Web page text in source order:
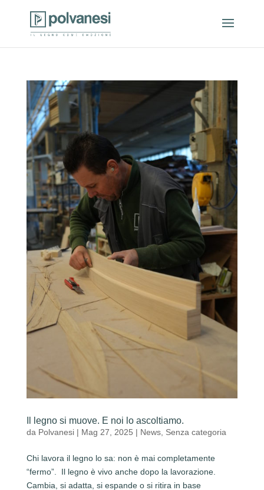
Il legno si muove. E noi lo ascoltiamo.
da Polvanesi| Mag 27, 2025 | News, Senza categoria
Chi lavora il legno lo sa: non è mai completamente
“fermo”. Il legno è vivo anche dopo la lavorazione.
Cambia, si adatta, si espande o si ritira in base